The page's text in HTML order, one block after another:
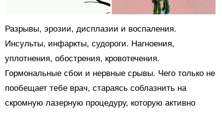
Разрывы, эрозии, дисплазии и воспаления.
Инсульты, инфаркты, судороги. Нагноения,
уплотнения, обострения, кровотечения.
Гормональные сбои и нервные срывы. Чего только не
пообещает тебе врач, стараясь соблазнить на
скромную лазерную процедуру, которую активно